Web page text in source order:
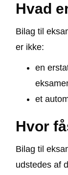
Hvad
Bilag til
er ikke:
en
et
Hvor
Bilag til
udstedes af